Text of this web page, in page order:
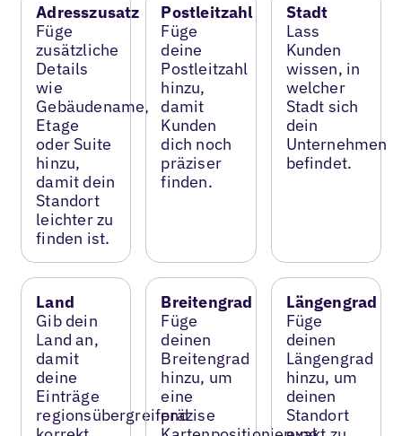
Adresszusatz
Füge
zusätzliche
Details
wie
Gebäudename,
Etage
oder Suite
hinzu,
damit dein
Standort
leichter zu
finden ist.
Postleitzahl
Füge
deine
Postleitzahl
hinzu,
damit
Kunden
dich noch
präziser
finden.
Stadt
Lass
Kunden
wissen, in
welcher
Stadt sich
dein
Unternehmen
befindet.
Land
Gib dein
Land an,
damit
deine
Einträge
regionsübergreifend
Breitengrad
Füge
deinen
Breitengrad
hinzu, um
eine
präzise
Längengrad
Füge
deinen
Längengrad
hinzu, um
deinen
Standort